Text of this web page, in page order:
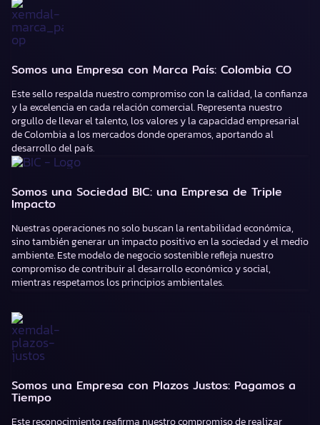
Somos una Empresa con Marca País: Colombia CO
Este sello respalda nuestro compromiso con la calidad, la confianza
y la excelencia en cada relación comercial. Representa nuestro
orgullo de llevar el talento, los valores y la capacidad empresarial
de Colombia a los mercados donde operamos, aportando al
desarrollo del país.
Somos una Sociedad BIC: una Empresa de Triple
Impacto
Nuestras operaciones no solo buscan la rentabilidad económica,
sino también generar un impacto positivo en la sociedad y el medio
ambiente. Este modelo de negocio sostenible refleja nuestro
compromiso de contribuir al desarrollo económico y social,
mientras respetamos los principios ambientales.
Somos una Empresa con Plazos Justos: Pagamos a
Tiempo